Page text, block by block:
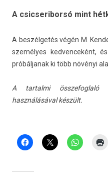
A csicseriborsó mint
A beszélgetés végén M.
személyes ked­venceként,
próbál­janak ki több növényi
A tar­talmi összefogl­aló
használásáv­al készült.